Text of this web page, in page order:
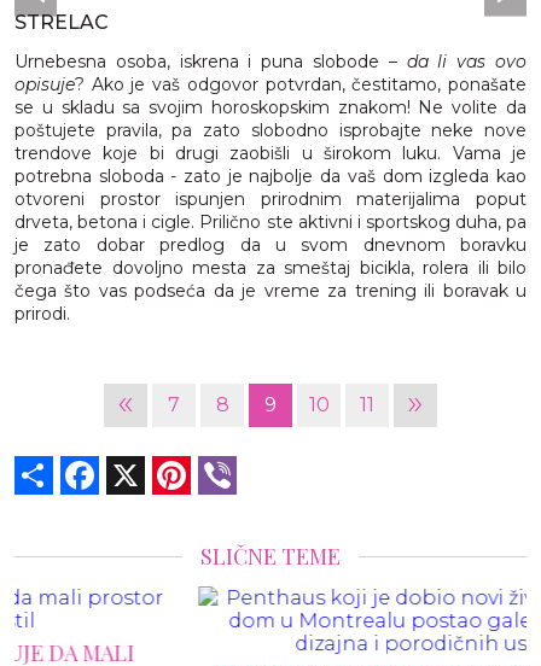
STRELAC
Urnebesna osoba, iskrena i puna slobode – da li vas ovo
opisuje? Ako je vaš odgovor potvrdan, čestitamo, ponašate
se u skladu sa svojim horoskopskim znakom! Ne volite da
poštujete pravila, pa zato slobodno isprobajte neke nove
trendove koje bi drugi zaobišli u širokom luku. Vama je
potrebna sloboda - zato je najbolje da vaš dom izgleda kao
otvoreni prostor ispunjen prirodnim materijalima poput
drveta, betona i cigle. Prilično ste aktivni i sportskog duha, pa
je zato dobar predlog da u svom dnevnom boravku
pronađete dovoljno mesta za smeštaj bicikla, rolera ili bilo
čega što vas podseća da je vreme za trening ili boravak u
prirodi.
« 7 8 9 10 11 »
Share Facebook Pinterest
SLIČNE TEME